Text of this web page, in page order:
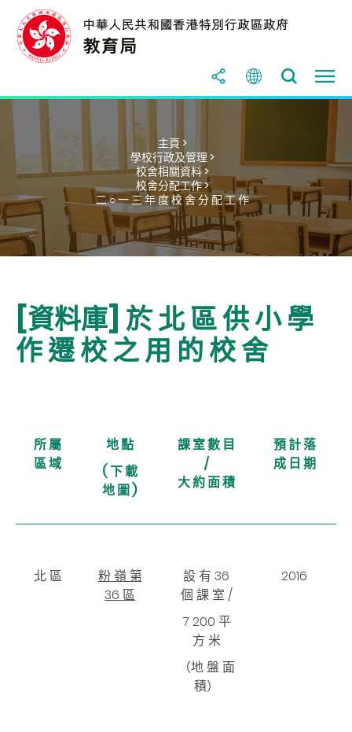
主頁 >
學校行政及管理 >
校舍相關資料 >
校舍分配工作 >
二 ○ 一 三 年 度 校 舍 分 配 工 作
[資料庫] 於 北 區 供 小 學
作 遷 校 之 用 的 校 舍
所 屬
區 域
地 點
( 下 載
地 圖 )
課 室 數 目
/
大 約 面 積
預 計 落
成 日 期
北 區
粉 嶺 第
36 區
設 有 36
個 課 室 /
7 200 平
方 米
（地 盤 面
積）
2016